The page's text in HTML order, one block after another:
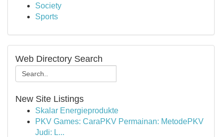
Society
Sports
Web Directory Search
New Site Listings
Skalar Energieprodukte
PKV Games: CaraPKV Permainan: MetodePKV
Judi: L...